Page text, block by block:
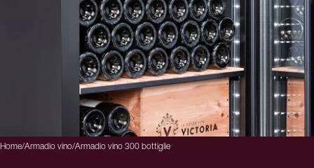
Home/Armadio vino/Armadio vino 300 bottiglie